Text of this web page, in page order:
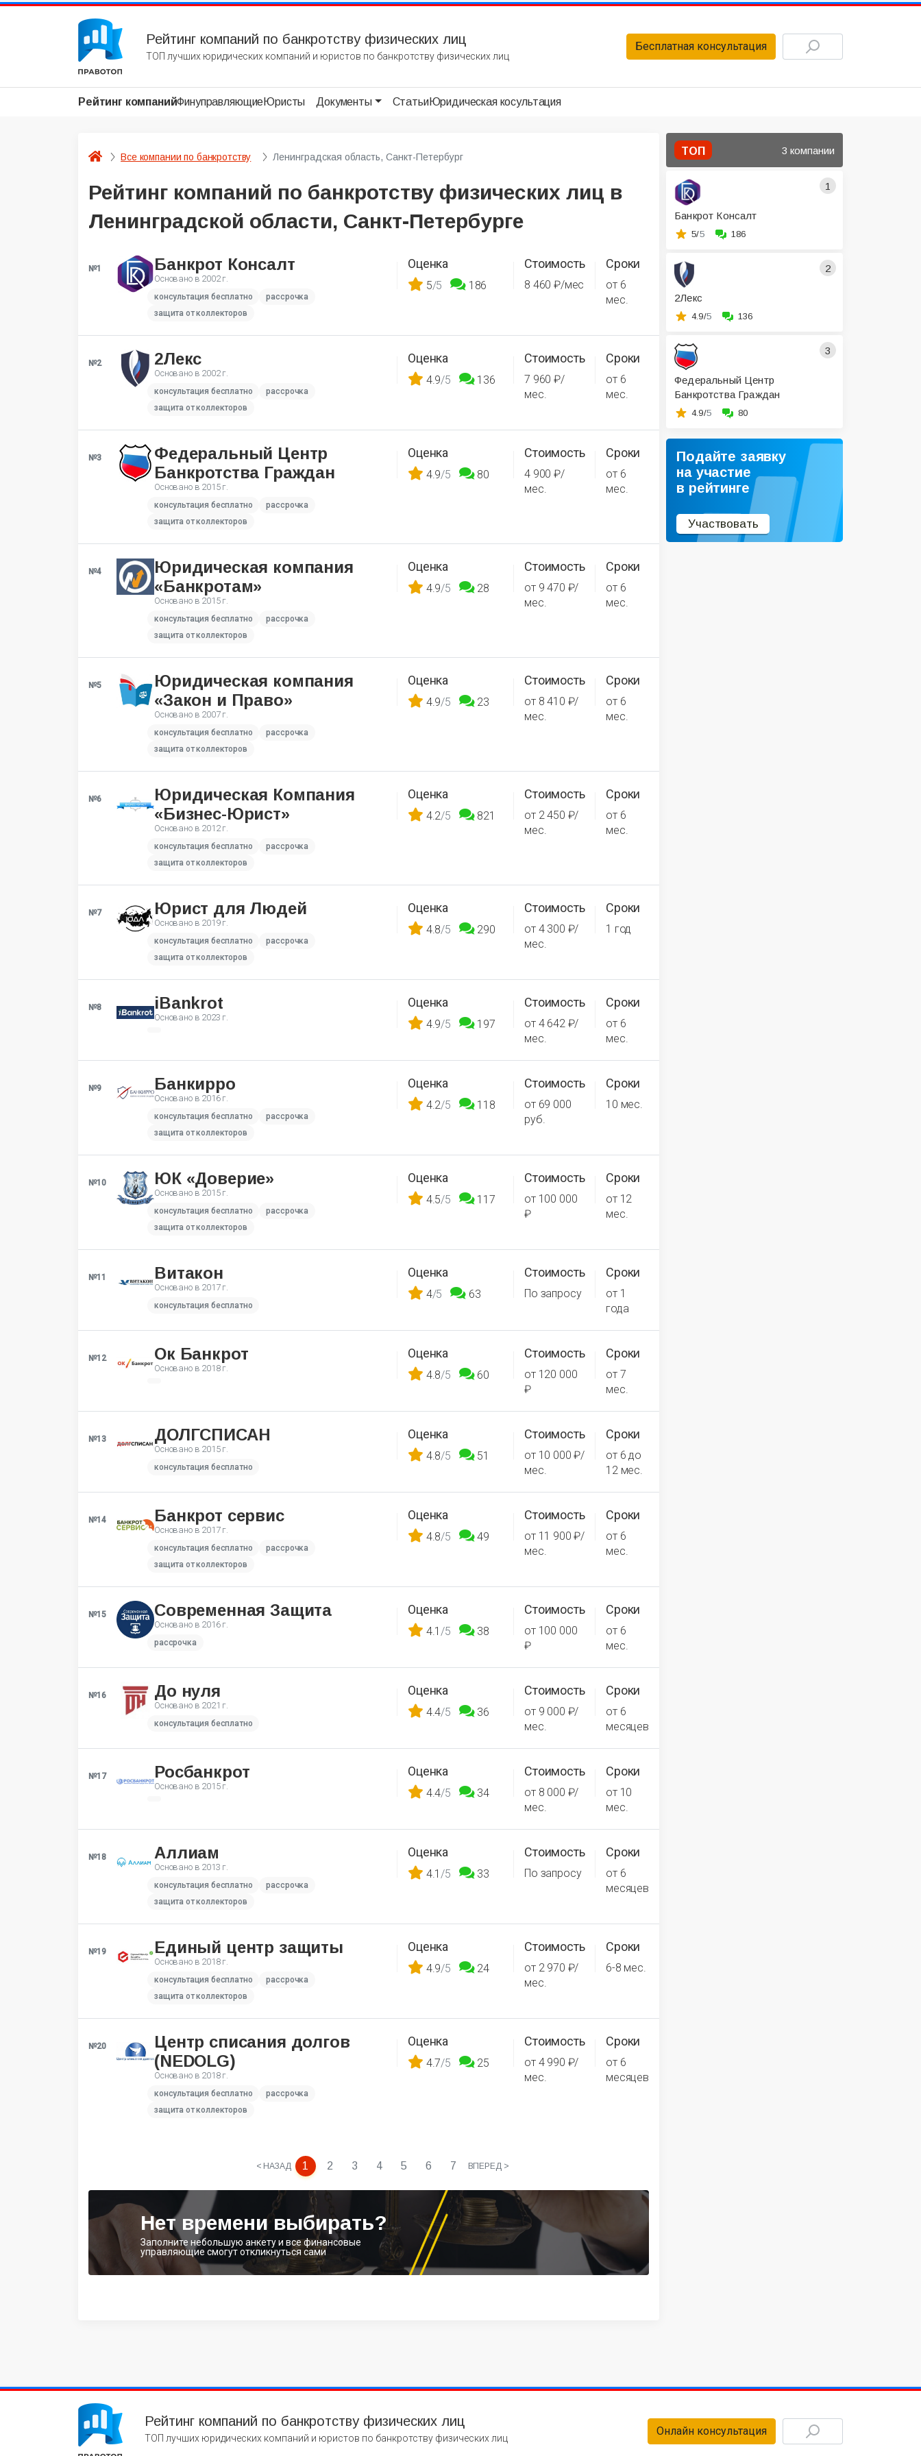
Рейтинг компаний по банкротству физических лиц
ТОП лучших юридических компаний и юристов по банкротству физических лиц
Бесплатная консультация
Рейтинг компанийФинуправляющиеЮристы Документы СтатьиЮридическая косультация
Все компании по банкротству Ленинградская область, Санкт-Петербург
Рейтинг компаний по банкротству физических лиц в
Ленинградской области, Санкт-Петербурге
№1 Банкрот Консалт
Основано в 2002 г.
консультация бесплатно
рассрочка
защита от коллекторов
Оценка
5/5 186
Стоимость
8 460 ₽/мес
Сроки
от 6
мес.
№2 2Лекс
Основано в 2002 г.
консультация бесплатно
рассрочка
защита от коллекторов
Оценка
4.9/5 136
Стоимость
7 960 ₽/
мес.
Сроки
от 6
мес.
№3
Федеральный Центр
Банкротства Граждан
Основано в 2015 г.
консультация бесплатно
рассрочка
защита от коллекторов
Оценка
4.9/5 80
Стоимость
4 900 ₽/
мес.
Сроки
от 6
мес.
№4
Юридическая компания
«Банкротам»
Основано в 2015 г.
консультация бесплатно
рассрочка
защита от коллекторов
Оценка
4.9/5 28
Стоимость
от 9 470 ₽/
мес.
Сроки
от 6
мес.
№5
Юридическая компания
«Закон и Право»
Основано в 2007 г.
консультация бесплатно
рассрочка
защита от коллекторов
Оценка
4.9/5 23
Стоимость
от 8 410 ₽/
мес.
Сроки
от 6
мес.
№6
Юридическая Компания
«Бизнес-Юрист»
Основано в 2012 г.
консультация бесплатно
рассрочка
защита от коллекторов
Оценка
4.2/5 821
Стоимость
от 2 450 ₽/
мес.
Сроки
от 6
мес.
№7 Юрист для Людей
Основано в 2019 г.
консультация бесплатно
рассрочка
защита от коллекторов
Оценка
4.8/5 290
Стоимость
от 4 300 ₽/
мес.
Сроки
1 год
№8 iBankrot
Основано в 2023 г.
Оценка
4.9/5 197
Стоимость
от 4 642 ₽/
мес.
Сроки
от 6
мес.
№9 Банкирро
Основано в 2016 г.
консультация бесплатно
рассрочка
защита от коллекторов
Оценка
4.2/5 118
Стоимость
от 69 000
руб.
Сроки
10 мес.
№10 ЮК «Доверие»
Основано в 2015 г.
консультация бесплатно
рассрочка
защита от коллекторов
Оценка
4.5/5 117
Стоимость
от 100 000
₽
Сроки
от 12
мес.
№11 Витакон
Основано в 2017 г.
консультация бесплатно
Оценка
4/5 63
Стоимость
По запросу
Сроки
от 1
года
№12 Ок Банкрот
Основано в 2018 г.
Оценка
4.8/5 60
Стоимость
от 120 000
₽
Сроки
от 7
мес.
№13 ДОЛГСПИСАН
Основано в 2015 г.
консультация бесплатно
Оценка
4.8/5 51
Стоимость
от 10 000 ₽/
мес.
Сроки
от 6 до
12 мес.
№14 Банкрот сервис
Основано в 2017 г.
консультация бесплатно
рассрочка
защита от коллекторов
Оценка
4.8/5 49
Стоимость
от 11 900 ₽/
мес.
Сроки
от 6
мес.
№15 Современная Защита
Основано в 2016 г.
рассрочка
Оценка
4.1/5 38
Стоимость
от 100 000
₽
Сроки
от 6
мес.
№16 До нуля
Основано в 2021 г.
консультация бесплатно
Оценка
4.4/5 36
Стоимость
от 9 000 ₽/
мес.
Сроки
от 6
месяцев
№17 Росбанкрот
Основано в 2015 г.
Оценка
4.4/5 34
Стоимость
от 8 000 ₽/
мес.
Сроки
от 10
мес.
№18 Аллиам
Основано в 2013 г.
консультация бесплатно
рассрочка
защита от коллекторов
Оценка
4.1/5 33
Стоимость
По запросу
Сроки
от 6
месяцев
№19 Единый центр защиты
Основано в 2018 г.
консультация бесплатно
рассрочка
защита от коллекторов
Оценка
4.9/5 24
Стоимость
от 2 970 ₽/
мес.
Сроки
6-8 мес.
№20
Центр списания долгов
(NEDOLG)
Основано в 2018 г.
консультация бесплатно
рассрочка
защита от коллекторов
Оценка
4.7/5 25
Стоимость
от 4 990 ₽/
мес.
Сроки
от 6
месяцев
< НАЗАД 1 2 3 4 5 6 7 ВПЕРЕД >
Нет времени выбирать?
Заполните небольшую анкету и все финансовые
управляющие смогут откликнуться сами
ТОП 3 компании
1
Банкрот Консалт
5/5 186
2
2Лекс
4.9/5 136
3
Федеральный Центр
Банкротства Граждан
4.9/5 80
Подайте заявку
на участие
в рейтинге
Участвовать
Рейтинг компаний по банкротству физических лиц
ТОП лучших юридических компаний и юристов по банкротству физических лиц
Онлайн консультация